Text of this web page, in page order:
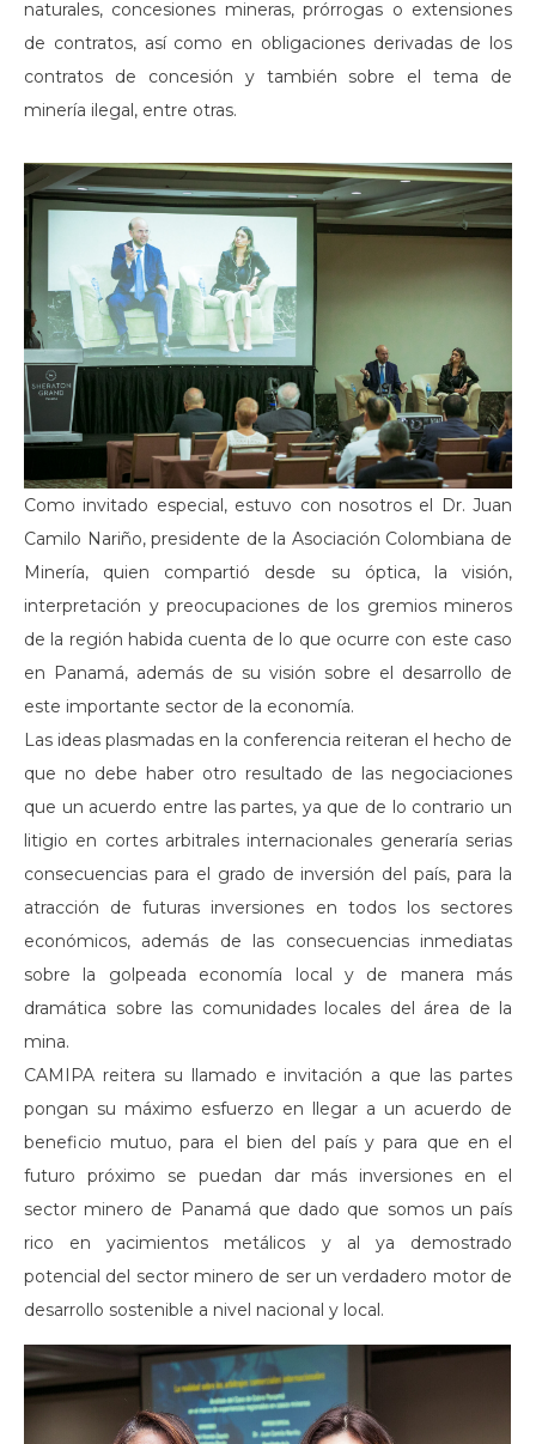
naturales, concesiones mineras, prórrogas o extensiones
de contratos, así como en obligaciones derivadas de los
contratos de concesión y también sobre el tema de
minería ilegal, entre otras.
Como invitado especial, estuvo con nosotros el Dr. Juan
Camilo Nariño, presidente de la Asociación Colombiana de
Minería, quien compartió desde su óptica, la visión,
interpretación y preocupaciones de los gremios mineros
de la región habida cuenta de lo que ocurre con este caso
en Panamá, además de su visión sobre el desarrollo de
este importante sector de la economía.
Las ideas plasmadas en la conferencia reiteran el hecho de
que no debe haber otro resultado de las negociaciones
que un acuerdo entre las partes, ya que de lo contrario un
litigio en cortes arbitrales internacionales generaría serias
consecuencias para el grado de inversión del país, para la
atracción de futuras inversiones en todos los sectores
económicos, además de las consecuencias inmediatas
sobre la golpeada economía local y de manera más
dramática sobre las comunidades locales del área de la
mina.
CAMIPA reitera su llamado e invitación a que las partes
pongan su máximo esfuerzo en llegar a un acuerdo de
beneficio mutuo, para el bien del país y para que en el
futuro próximo se puedan dar más inversiones en el
sector minero de Panamá que dado que somos un país
rico en yacimientos metálicos y al ya demostrado
potencial del sector minero de ser un verdadero motor de
desarrollo sostenible a nivel nacional y local.